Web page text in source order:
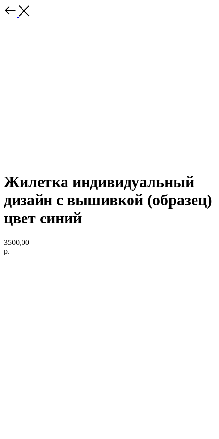
Жилетка индивидуальный
дизайн с вышивкой (образец)
цвет синий
3500,00
р.